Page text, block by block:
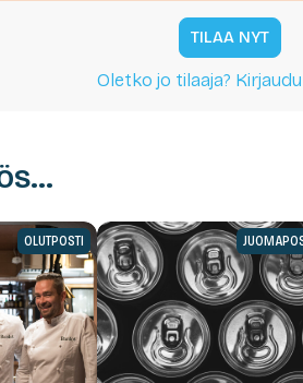
TILAA NYT
Oletko jo tilaaja?
OLUTPOSTI